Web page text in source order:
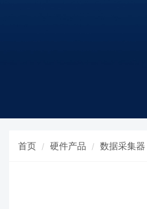
首页 硬件产品 数据采集器